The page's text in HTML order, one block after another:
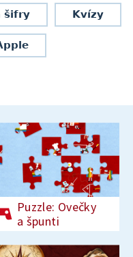
šifry Kvízy
Puzzle: Ovečky
a špunti